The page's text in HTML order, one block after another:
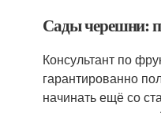
Сады черешни:
Консультант по
гарантированно
начинать ещё со